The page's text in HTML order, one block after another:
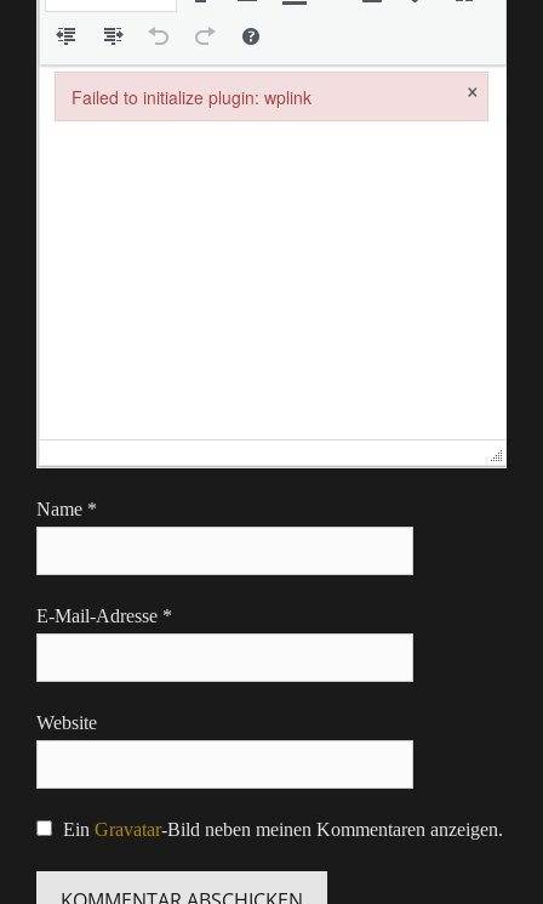
Name *
E-Mail-Adresse *
Website
Ein Gravatar-Bild neben meinen Kommentaren anzeigen.
Failed to initialize plugin: wplink ×
Failed to initialize plugin: wplink